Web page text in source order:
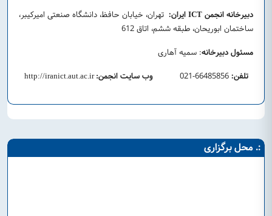
دبیرخانه انجمن ICT ایران: تهران، خیابان حافظ، دانشگاه صنعتی امیرکیبر،
ساختمان ابوریحان، طبقه ششم، اتاق 612
مسئول دبیرخانه: سمیه آهاری
تلفن:
وب سایت انجمن:
http://iranict.aut.ac.ir
:. محل برگزاری